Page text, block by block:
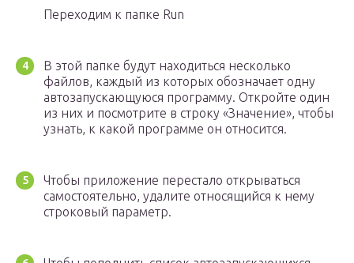
Переходим к папке Run
В этой папке будут находиться несколько
файлов, каждый из которых обозначает одну
автозапускающуюся программу. Откройте один
из них и посмотрите в строку «Значение», чтобы
узнать, к какой программе он относится.
Чтобы приложение перестало открываться
самостоятельно, удалите относящийся к нему
строковый параметр.